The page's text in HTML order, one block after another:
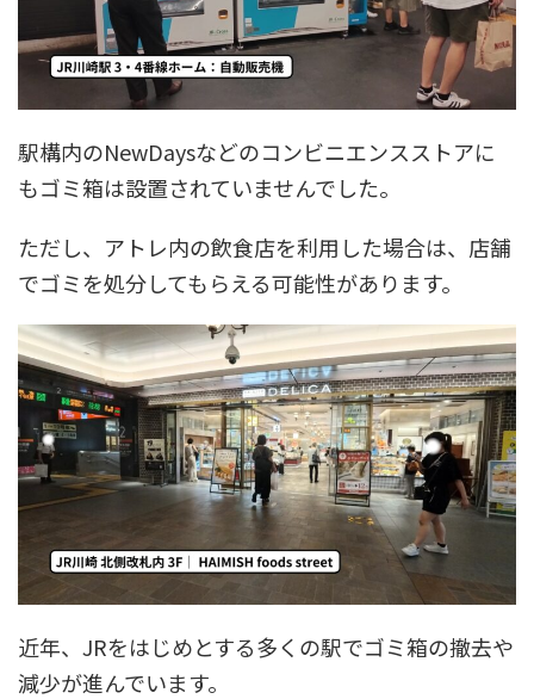
駅構内のNewDaysなどのコンビニエンスストアに
もゴミ箱は設置されていませんでした。
ただし、アトレ内の飲食店を利用した場合は、店舗
でゴミを処分してもらえる可能性があります。
近年、JRをはじめとする多くの駅でゴミ箱の撤去や
減少が進んでいます。